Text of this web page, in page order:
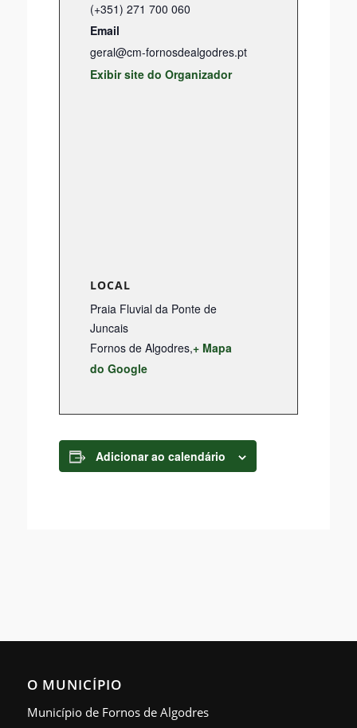
(+351) 271 700 060
Email
geral@cm-fornosdealgodres.pt
Exibir site do Organizador
LOCAL
Praia Fluvial da Ponte de
Juncais
Fornos de Algodres,+ Mapa
do Google
Adicionar ao calendário
O MUNICÍPIO
Município de Fornos de Algodres